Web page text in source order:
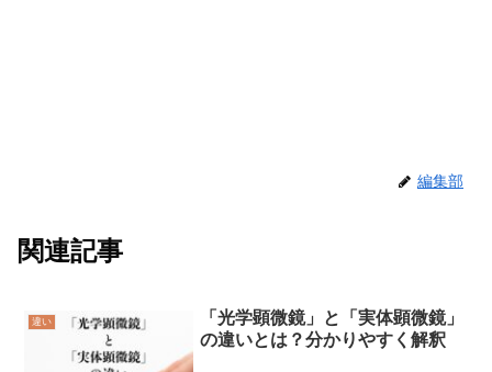
編集部
関連記事
違い
「光学顕微鏡」と「実体顕微鏡」
の違いとは？分かりやすく解釈